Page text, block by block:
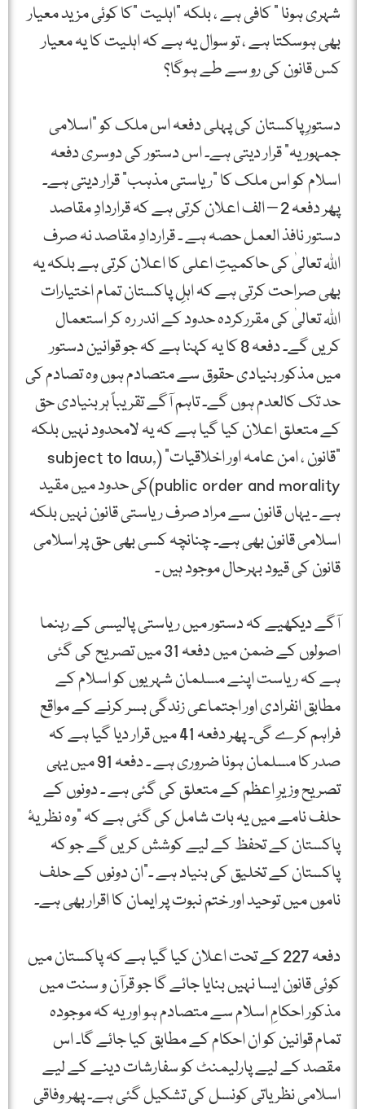
شہری ہونا ” کافی ہے ، بلکہ "اہلیت "کا کوئی مزید معیار
بھی ہوسکتا ہے ، تو سوال یہ ہے کہ اہلیت کا یہ معیار
کس قانون کی رو سے طے ہوگا؟
دستورِ پاکستان کی پہلی دفعہ اس ملک کو "اسلامی
جمہوریہ” قرار دیتی ہے۔ اس دستور کی دوسری دفعہ
اسلام کو اس ملک کا "ریاستی مذہب” قرار دیتی ہے۔
پھر دفعہ 2 – الف اعلان کرتی ہے کہ قراردادِ مقاصد
دستور نافذ العمل حصہ ہے ۔ قراردادِ مقاصد نہ صرف
اللہ تعالیٰ کی حاکمیتِ اعلی کا اعلان کرتی ہے بلکہ یہ
بھی صراحت کرتی ہے کہ اہلِ پاکستان تمام اختیارات
اللہ تعالیٰ کی مقررکردہ حدود کے اندر رہ کر استعمال
کریں گے۔ دفعہ 8 کا یہ کہنا ہے کہ جو قوانین دستور
میں مذکور بنیادی حقوق سے متصادم ہوں وہ تصادم کی
حد تک کالعدم ہوں گے۔ تاہم آگے تقریباً ہر بنیادی حق
کے متعلق اعلان کیا گیا ہے کہ یہ لامحدود نہیں بلکہ
"قانون ، امن عامہ اور اخلاقیات” (subject to law,
public order and morality)کی حدود میں مقید
ہے ۔ یہاں قانون سے مراد صرف ریاستی قانون نہیں بلکہ
اسلامی قانون بھی ہے۔ چنانچہ کسی بھی حق پر اسلامی
قانون کی قیود بہرحال موجود ہیں ۔
آگے دیکھیے کہ دستور میں ریاستی پالیسی کے رہنما
اصولوں کے ضمن میں دفعہ 31 میں تصریح کی گئی
ہے کہ ریاست اپنے مسلمان شہریوں کو اسلام کے
مطابق انفرادی اور اجتماعی زندگی بسر کرنے کے مواقع
فراہم کرے گی۔ پھر دفعہ 41 میں قرار دیا گیا ہے کہ
صدر کا مسلمان ہونا ضروری ہے ۔ دفعہ 91 میں یہی
تصریح وزیرِ اعظم کے متعلق کی گئی ہے ۔ دونوں کے
حلف نامے میں یہ بات شامل کی گئی ہے کہ "وہ نظریۂ
پاکستان کے تحفظ کے لیے کوشش کریں گے جو کہ
پاکستان کے تخلیق کی بنیاد ہے ۔”ان دونوں کے حلف
ناموں میں توحید اور ختم نبوت پر ایمان کا اقرار بھی ہے۔
دفعہ 227 کے تحت اعلان کیا گیا ہے کہ پاکستان میں
کوئی قانون ایسا نہیں بنایا جائے گا جو قرآن و سنت میں
مذکور احکامِ اسلام سے متصادم ہو اور یہ کہ موجودہ
تمام قوانین کو ان احکام کے مطابق کیا جائے گا۔ اس
مقصد کے لیے پارلیمنٹ کو سفارشات دینے کے لیے
اسلامی نظریاتی کونسل کی تشکیل گئی ہے۔ پھر وفاقی